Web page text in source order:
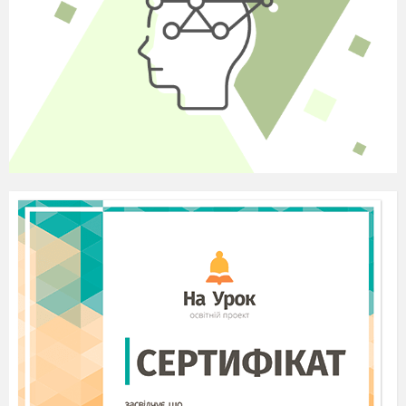
Вселенських соборах.(далі)
Згідно з Символом віри, християни повинні
вірити
Біблія - книга
богонатхнення.
Вчення про надприродних - істот. Існують
три групи - Трійця, ангели і демони
тіла, а значить, може існувати і без тіла.
Вчення про подвійну природу Ісуса Христа. Він
- Бог і людина - одночасно, тобто Богочоловік
(далі)
С. Вчення про перше пришестя Ісуса
Христа
.
Вчення про друге пришестя Ісуса
Христа, Час - божественна таємниця. (далі)
Вчення про шанування пророків, апостолів